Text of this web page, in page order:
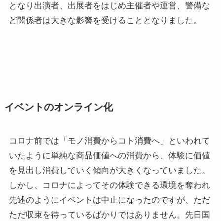
となり出演者、出展者をはじめ主催者や運営、警備な
ど関係者は大きな影響を受けることとなりました。
イベントのオンライン化
コロナ前では「モノ消費からコト消費へ」といわれて
いたように単純な商品価値への消費から、体験に価値
を見出し消費していく傾向が大きくなっていました。
しかし、コロナによってその体験できる環境を奪われ
先述のようにイベントは中止になったのですが、ただ
ただ収束を待っているばかりではありません。先日国